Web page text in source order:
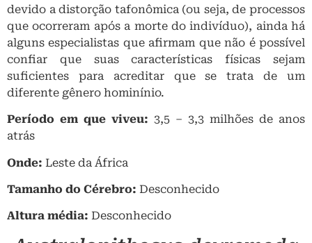
devido a distorção tafonômica (ou seja, de processos
que ocorreram após a morte do indivíduo), ainda há
alguns especialistas que afirmam que não é possível
confiar que suas características físicas sejam
suficientes para acreditar que se trata de um
diferente gênero hominínio.
Período em que viveu: 3,5 – 3,3 milhões de anos
atrás
Onde: Leste da África
Tamanho do Cérebro: Desconhecido
Altura média: Desconhecido